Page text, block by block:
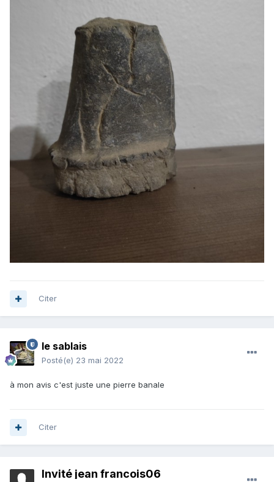
Citer
le sablais
Posté(e) 23 mai 2022
à mon avis c'est juste une pierre banale
Citer
Invité jean francois06